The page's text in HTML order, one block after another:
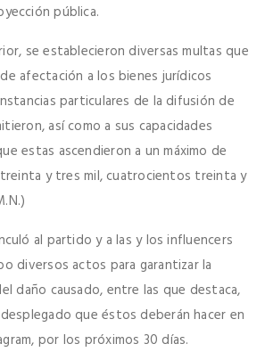
pública.
se establecieron diversas multas que
afectación a los bienes jurídicos
particulares de la difusión de
así como a sus capacidades
estas ascendieron a un máximo de
treinta y tres mil, cuatrocientos treinta y
al partido y a las y los influencers
diversos actos para garantizar la
daño causado, entre las que destaca,
que éstos deberán hacer en
por los próximos 30 días.